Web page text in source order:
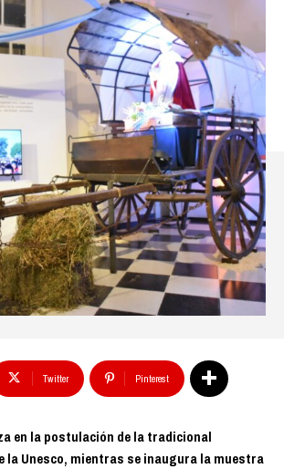
Twitter Pinterest
en la postulación de la tradicional
la Unesco, mientras se inaugura la muestra